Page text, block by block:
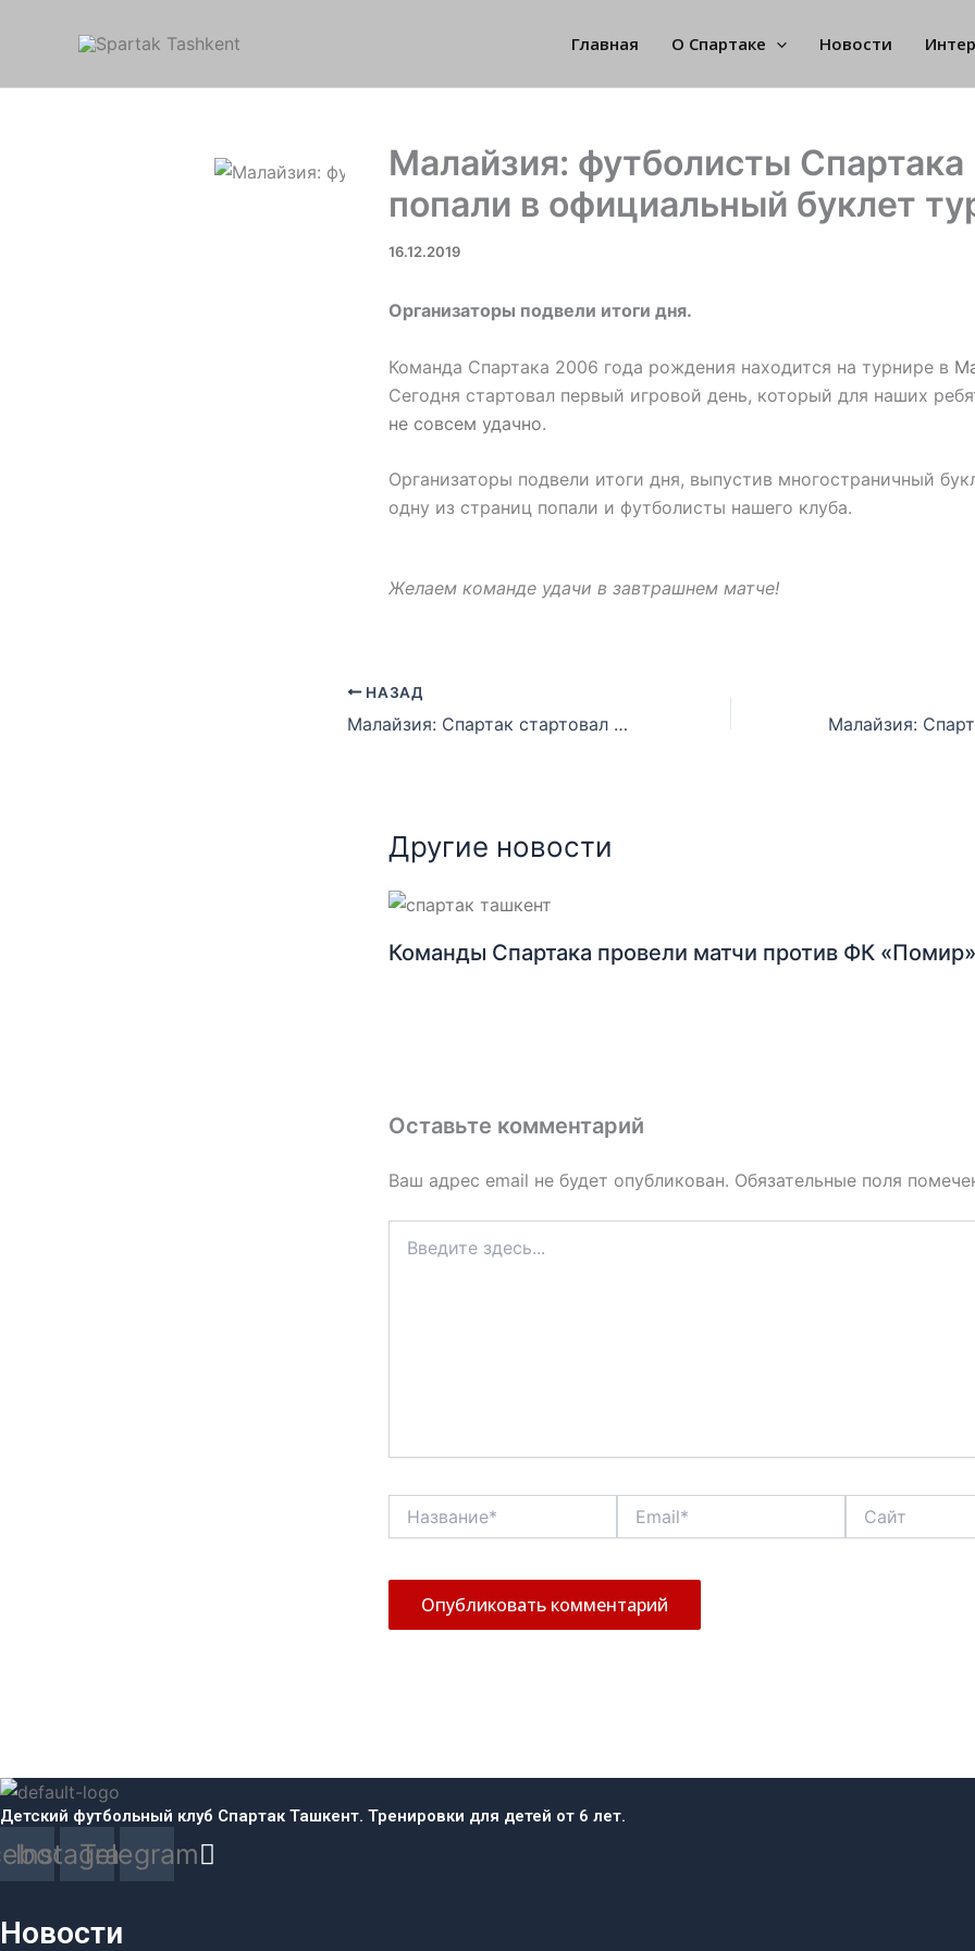
Главная О Спартаке Новости
Малайзия: футболисты Спартака
попали в официальный буклет
16.12.2019
Организаторы подвели итоги дня.
Команда Спартака 2006 года рождения находится на турнире в
Сегодня стартовал первый игровой день, который для наших
не совсем удачно.
Организаторы подвели итоги дня, выпустив многостраничный
одну из страниц попали и футболисты нашего клуба.
Желаем команде удачи в завтрашнем матче!
НАЗАД
Малайзия: Спартак стартовал с поражения
Другие новости
Команды Спартака провели матчи против ФК
Оставьте комментарий
Ваш адрес email не будет опубликован. Обязательные поля
здесь...
Детский футбольный клуб Спартак Ташкент. Тренировки для детей от 6 лет.
Instagram
Telegram
Новости